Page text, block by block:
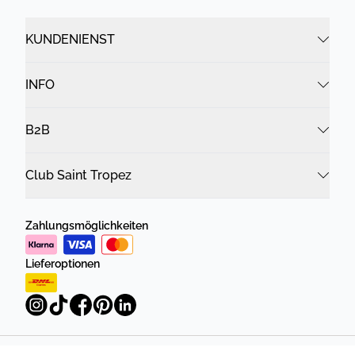
KUNDENIENST
INFO
B2B
Club Saint Tropez
Zahlungsmöglichkeiten
Lieferoptionen